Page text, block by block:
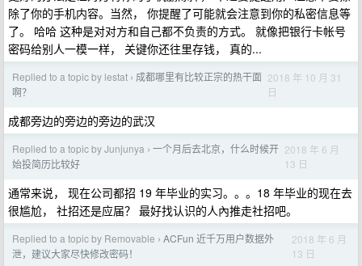
除了你的手机内容。当然， 你提醒了可能就会注意到你的私密信息等
了。 哈哈 这种是对对方和自己都不负责的方式。 就像把银行卡帐号
密码给别人一模一样， 关键你还往里存钱， 真的...
Replied to a topic by lestat › 成都哪里有比较正宗的热干面
啊？
2018 年 10 月 31
日
成都旁边的旁边的旁边的武汉
Replied to a topic by Junjunya › 一个月后去北京，什么时候开
始投简历比较好
2018 年 6 月
13 日
通常来说， 现在公司都招 19 年毕业的实习。。。18 年毕业的现在去
很尴尬， 社招还是应届？ 最好找认识的人內推走社招吧。
Replied to a topic by Removable › ACFun 近千万用户数据外
泄，建议大家尽快修改密码！
2018 年 6 月
13 日